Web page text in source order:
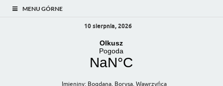
MENU GÓRNE
10 sierpnia, 2026
Imieniny: Bogdana, Borysa, Wawrzyńca